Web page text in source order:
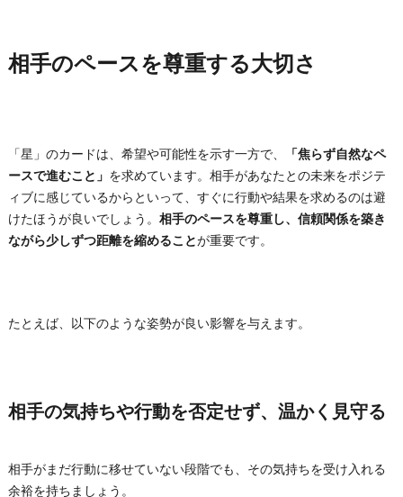
相手のペースを尊重する大切さ
「星」のカードは、希望や可能性を示す一方で、
「焦らず自然なペ
ースで進むこと」 を求めています。相手があなたとの未来をポジテ
ィブに感じているからといって、すぐに行動や結果を求めるのは避
けたほうが良いでしょう。 相手のペースを尊重し、信頼関係を築き
ながら少しずつ距離を縮めることが重要です。
たとえば、以下のような姿勢が良い影響を与えます。
相手の気持ちや行動を否定せず、温かく見守る
相手がまだ行動に移せていない段階でも、その気持ちを受け入れる
余裕を持ちましょう。